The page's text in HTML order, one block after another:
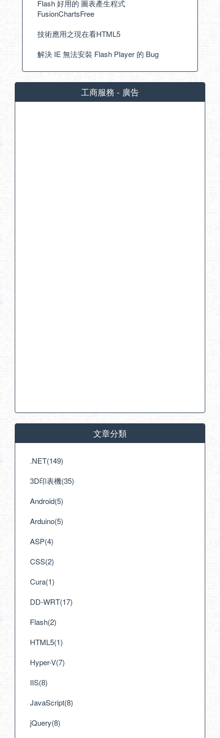
Flash 好用的 圖表產生程式
FusionChartsFree
技術應用之現在看HTML5
解決 IE 無法安裝 Flash Player 的 Bug
工商服務 - 廣告
文章分類
.NET(149)
3D印表機(35)
Android(5)
Arduino(5)
ASP(4)
CSS(2)
Cura(1)
DD-WRT(17)
Flash(2)
HTML5(1)
Hyper-V(7)
IIS(8)
JavaScript(8)
jQuery(8)